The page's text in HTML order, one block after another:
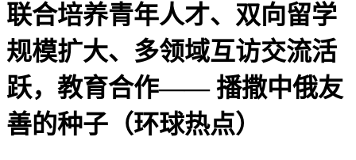
联合培养青年人才、双向留学
规模扩大、多领域互访交流活
跃，教育合作—— 播撒中俄友
善的种子（环球热点）